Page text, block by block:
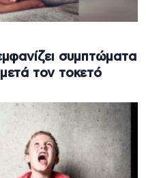
συμπτώματα
τον τοκετό